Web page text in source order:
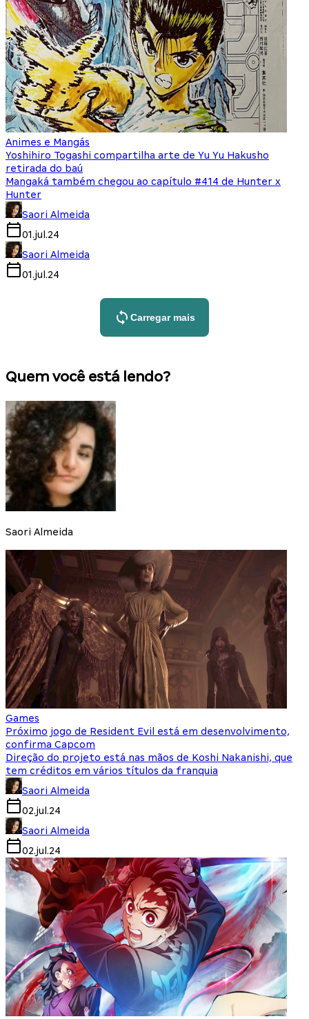
Animes e Mangás
Yoshihiro Togashi compartilha arte de Yu Yu Hakusho
retirada do baú
Mangaká também chegou ao capítulo #414 de Hunter x
Hunter
Saori Almeida
01.jul.24
Saori Almeida
01.jul.24
Carregar mais
Quem você está lendo?
Saori Almeida
Games
Próximo jogo de Resident Evil está em desenvolvimento,
confirma Capcom
Direção do projeto está nas mãos de Koshi Nakanishi, que
tem créditos em vários títulos da franquia
Saori Almeida
02.jul.24
Saori Almeida
02.jul.24